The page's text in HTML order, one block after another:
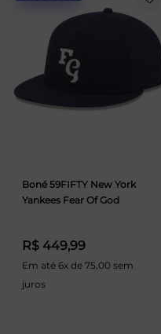
Boné 59FIFTY New York
Yankees Fear Of God
R$ 449,99
Em até 6x de 75,00 sem
juros